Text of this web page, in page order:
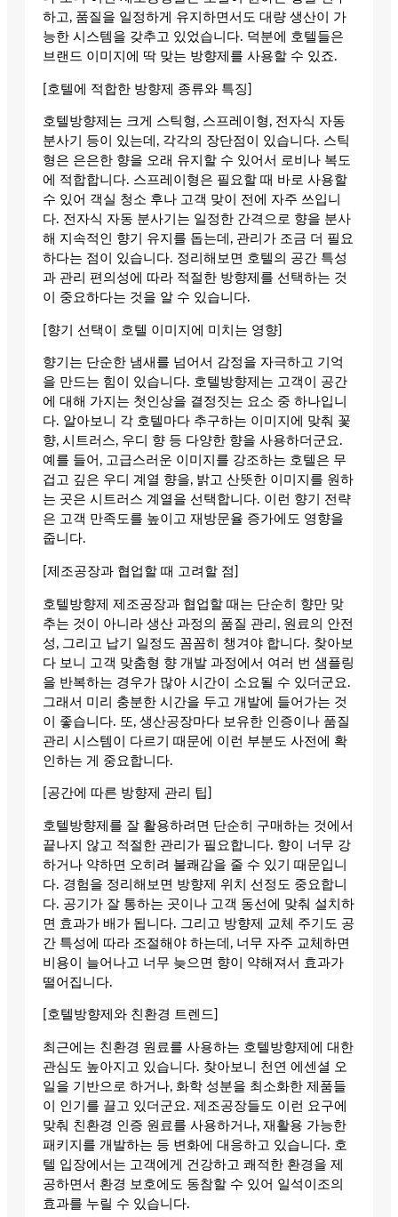
하고, 품질을 일정하게 유지하면서도 대량 생산이 가
능한 시스템을 갖추고 있었습니다. 덕분에 호텔들은
브랜드 이미지에 딱 맞는 방향제를 사용할 수 있죠.
[호텔에 적합한 방향제 종류와 특징]
호텔방향제는 크게 스틱형, 스프레이형, 전자식 자동
분사기 등이 있는데, 각각의 장단점이 있습니다. 스틱
형은 은은한 향을 오래 유지할 수 있어서 로비나 복도
에 적합합니다. 스프레이형은 필요할 때 바로 사용할
수 있어 객실 청소 후나 고객 맞이 전에 자주 쓰입니
다. 전자식 자동 분사기는 일정한 간격으로 향을 분사
해 지속적인 향기 유지를 돕는데, 관리가 조금 더 필요
하다는 점이 있습니다. 정리해보면 호텔의 공간 특성
과 관리 편의성에 따라 적절한 방향제를 선택하는 것
이 중요하다는 것을 알 수 있습니다.
[향기 선택이 호텔 이미지에 미치는 영향]
향기는 단순한 냄새를 넘어서 감정을 자극하고 기억
을 만드는 힘이 있습니다. 호텔방향제는 고객이 공간
에 대해 가지는 첫인상을 결정짓는 요소 중 하나입니
다. 알아보니 각 호텔마다 추구하는 이미지에 맞춰 꽃
향, 시트러스, 우디 향 등 다양한 향을 사용하더군요.
예를 들어, 고급스러운 이미지를 강조하는 호텔은 무
겁고 깊은 우디 계열 향을, 밝고 산뜻한 이미지를 원하
는 곳은 시트러스 계열을 선택합니다. 이런 향기 전략
은 고객 만족도를 높이고 재방문율 증가에도 영향을
줍니다.
[제조공장과 협업할 때 고려할 점]
호텔방향제 제조공장과 협업할 때는 단순히 향만 맞
추는 것이 아니라 생산 과정의 품질 관리, 원료의 안전
성, 그리고 납기 일정도 꼼꼼히 챙겨야 합니다. 찾아보
다 보니 고객 맞춤형 향 개발 과정에서 여러 번 샘플링
을 반복하는 경우가 많아 시간이 소요될 수 있더군요.
그래서 미리 충분한 시간을 두고 개발에 들어가는 것
이 좋습니다. 또, 생산공장마다 보유한 인증이나 품질
관리 시스템이 다르기 때문에 이런 부분도 사전에 확
인하는 게 중요합니다.
[공간에 따른 방향제 관리 팁]
호텔방향제를 잘 활용하려면 단순히 구매하는 것에서
끝나지 않고 적절한 관리가 필요합니다. 향이 너무 강
하거나 약하면 오히려 불쾌감을 줄 수 있기 때문입니
다. 경험을 정리해보면 방향제 위치 선정도 중요합니
다. 공기가 잘 통하는 곳이나 고객 동선에 맞춰 설치하
면 효과가 배가 됩니다. 그리고 방향제 교체 주기도 공
간 특성에 따라 조절해야 하는데, 너무 자주 교체하면
비용이 늘어나고 너무 늦으면 향이 약해져서 효과가
떨어집니다.
[호텔방향제와 친환경 트렌드]
최근에는 친환경 원료를 사용하는 호텔방향제에 대한
관심도 높아지고 있습니다. 찾아보니 천연 에센셜 오
일을 기반으로 하거나, 화학 성분을 최소화한 제품들
이 인기를 끌고 있더군요. 제조공장들도 이런 요구에
맞춰 친환경 인증 원료를 사용하거나, 재활용 가능한
패키지를 개발하는 등 변화에 대응하고 있습니다. 호
텔 입장에서는 고객에게 건강하고 쾌적한 환경을 제
공하면서 환경 보호에도 동참할 수 있어 일석이조의
효과를 누릴 수 있습니다.